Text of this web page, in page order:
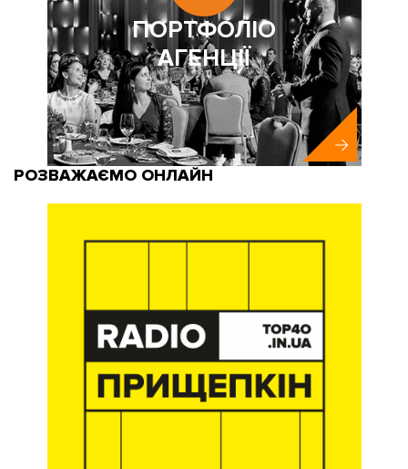
ПОРТФОЛІО
АГЕНЦІЇ
РОЗВАЖАЄМО ОНЛАЙН